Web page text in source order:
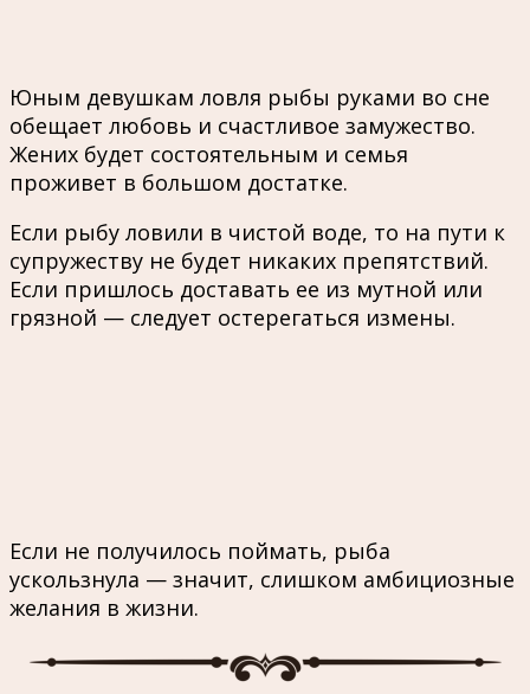
Юным девушкам ловля рыбы руками во сне
обещает любовь и счастливое замужество.
Жених будет состоятельным и семья
проживет в большом достатке.
Если рыбу ловили в чистой воде, то на пути к
супружеству не будет никаких препятствий.
Если пришлось доставать ее из мутной или
грязной — следует остерегаться измены.
Если не получилось поймать, рыба
ускользнула — значит, слишком амбициозные
желания в жизни.